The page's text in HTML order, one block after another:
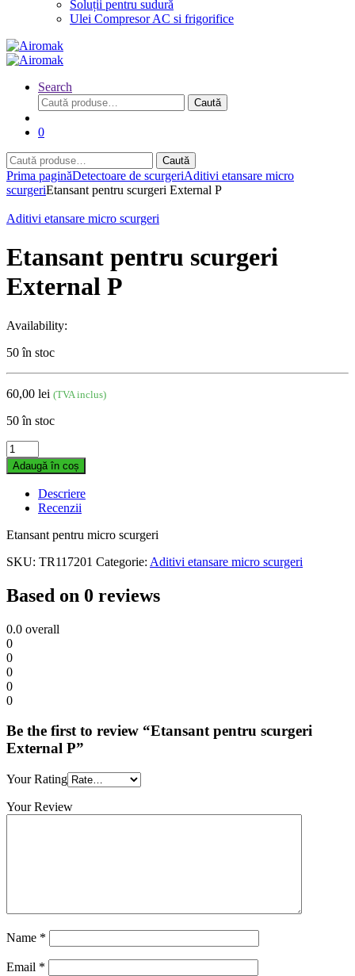
Soluții pentru sudură
Ulei Compresor AC si frigorifice
Search
Caută
după:
Caută
0
Caută
după:
Caută
Prima paginăDetectoare de scurgeriAditivi etansare micro
scurgeriEtansant pentru scurgeri External P
Aditivi etansare micro scurgeri
Etansant pentru scurgeri
External P
Availability:
50 în stoc
60,00 lei (TVA inclus)
50 în stoc
Etansant
pentru
scurgeri
External
quantity
Adaugă în coș
Descriere
Recenzii
Etansant pentru micro scurgeri
SKU: TR117201 Categorie: Aditivi etansare micro scurgeri
Based on 0 reviews
0.0 overall
0
0
0
0
0
Be the first to review “Etansant pentru scurgeri
External P”
Your Rating
Your Review
Name *
Email *